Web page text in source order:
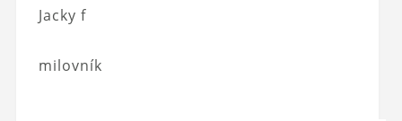
Jacky f
milovník